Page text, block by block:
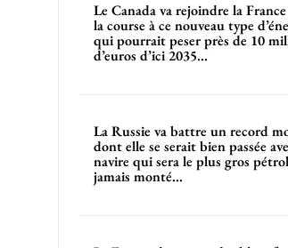
Le Canada va rejoindre la
la course à ce nouveau type
qui pourrait peser près de 10
d’euros d’ici 2035...
La Russie va battre un record
dont elle se serait bien passée
navire qui sera le plus gros
jamais monté...